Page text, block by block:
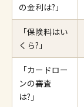
の金利は?」
「保険料はい
くら?」
「カードロー
ンの審査
は?」